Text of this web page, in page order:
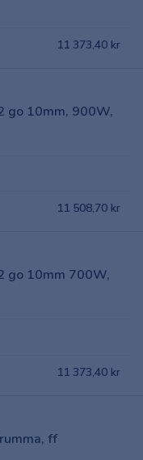
11 373,40 kr
go 10mm, 900W,
11 508,70 kr
go 10mm 700W,
11 373,40 kr
ff